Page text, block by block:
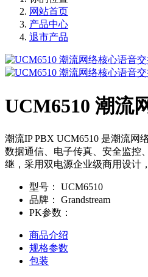
网站首页
产品中心
退市产品
UCM6510 潮流
潮流IP PBX UCM6510 是潮流网
数据通信、电子传真、安全监控
继，采用双电源企业级商用设计，
型号：
UCM6510
品牌：
Grandstream
PK参数：
商品介绍
规格参数
包装